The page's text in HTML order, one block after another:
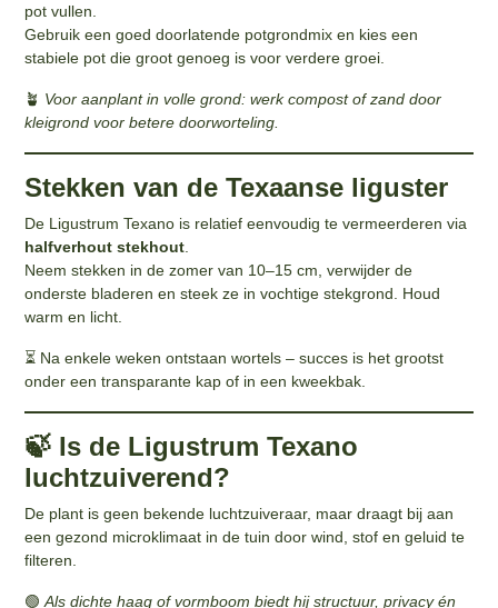
pot vullen.
Gebruik een goed doorlatende potgrondmix en kies een
stabiele pot die groot genoeg is voor verdere groei.
🪴 Voor aanplant in volle grond: werk compost of zand door
kleigrond voor betere doorworteling.
Stekken van de Texaanse liguster
De Ligustrum Texano is relatief eenvoudig te vermeerderen via
halfverhout stekhout
Neem stekken in de zomer van 10–15 cm, verwijder de
onderste bladeren en steek ze in vochtige stekgrond. Houd
warm en licht.
⏳ Na enkele weken ontstaan wortels – succes is het grootst
onder een transparante kap of in een kweekbak.
🍃 Is de Ligustrum Texano
luchtzuiverend?
De plant is geen bekende luchtzuiveraar, maar draagt bij aan
een gezond microklimaat in de tuin door wind, stof en geluid te
filteren.
🟢Als dichte haag of vormboom biedt hij structuur, privacy én